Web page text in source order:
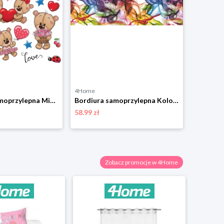
Dekoracja samoprzylepna Misie, 30 x 30 cm 4-Home
4Home
Bordiura samoprzylepna Kolorowy dym, 500 x 14 cm 4-Home
58.99 zł
Zobacz promocje w 4Home